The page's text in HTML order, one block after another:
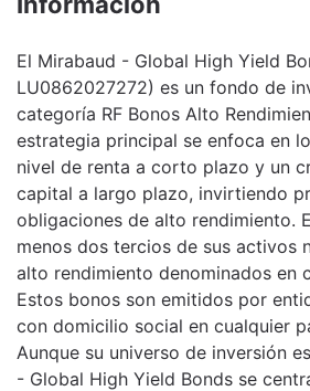
El Mirabaud - Global High Yield
LU0862027272) es un fondo de
categoría RF Bonos Alto
estrategia principal se enfoca en
nivel de renta a corto plazo y un
capital a largo plazo, invirtiendo
obligaciones de alto rendimiento.
menos dos tercios de sus activos
alto rendimiento denominados en
Estos bonos son emitidos por
con domicilio social en cualquier
Aunque su universo de inversión
- Global High Yield Bonds se